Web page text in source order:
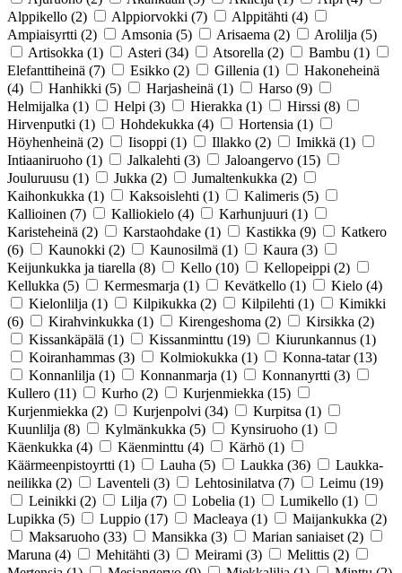
Alppikello (2) Alppiorvokki (7) Alppitähti (4)
Ampiaisyrtti (2) Amsonia (5) Arisaema (2) Arolilja (5)
Artisokka (1) Asteri (34) Atsorella (2) Bambu (1)
Elefanttiheinä (7) Esikko (2) Gillenia (1)
Hakoneheinä
(4)
Hanhikki (5) Harjasheinä (1) Harso (9)
Helmijalka (1) Helpi (3) Hierakka (1) Hirssi (8)
Hirvenputki (1) Hohdekukka (4) Hortensia (1)
Höyhenheinä (2) Iisoppi (1) Illakko (2) Imikkä (1)
Intiaaniruoho (1) Jalkalehti (3) Jaloangervo (15)
Jouluruusu (1) Jukka (2) Jumaltenkukka (2)
Kaihonkukka (1) Kaksoislehti (1) Kalimeris (5)
Kallioinen (7) Kalliokielo (4) Karhunjuuri (1)
Karisteheinä (2) Karstaohdake (1) Kastikka (9)
Katkero
(6)
Kaunokki (2) Kaunosilmä (1) Kaura (3)
Keijunkukka ja tiarella (8) Kello (10) Kellopeippi (2)
Kellukka (5) Kermesmarja (1) Kevätkello (1) Kielo (4)
Kielonlilja (1) Kilpikukka (2) Kilpilehti (1)
Kimikki
(6)
Kirahvinkukka (1) Kirengeshoma (2) Kirsikka (2)
Kissankäpälä (1) Kissanminttu (19) Kiurunkannus (1)
Koiranhammas (3) Kolmiokukka (1) Konna-tatar (13)
Konnanlilja (1) Konnanmarja (1) Konnanyrtti (3)
Kullero (11) Kurho (2) Kurjenmiekka (15)
Kurjenmiekka (2) Kurjenpolvi (34) Kurpitsa (1)
Kuunlilja (8) Kylmänkukka (5) Kynsiruoho (1)
Käenkukka (4) Käenminttu (4) Kärhö (1)
Käärmeenpistoyrtti (1) Lauha (5) Laukka (36)
Laukka-
neilikka (2) Laventeli (3) Lehtosinilatva (7) Leimu (19)
Leinikki (2) Lilja (7) Lobelia (1) Lumikello (1)
Lupikka (5) Luppio (17) Macleaya (1) Maijankukka (2)
Maksaruoho (33) Mansikka (3) Marian saniaiset (2)
Maruna (4) Mehitähti (3) Meirami (3) Melittis (2)